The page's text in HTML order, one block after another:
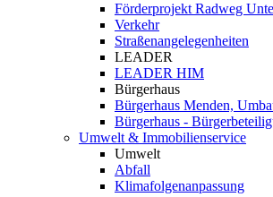
Förderprojekt Radweg
Verkehr
Straßenangelegenheiten
LEADER
LEADER HIM
Bürgerhaus
Bürgerhaus Menden,
Bürgerhaus -
Umwelt & Immobilienservice
Umwelt
Abfall
Klimafolgenanpassung